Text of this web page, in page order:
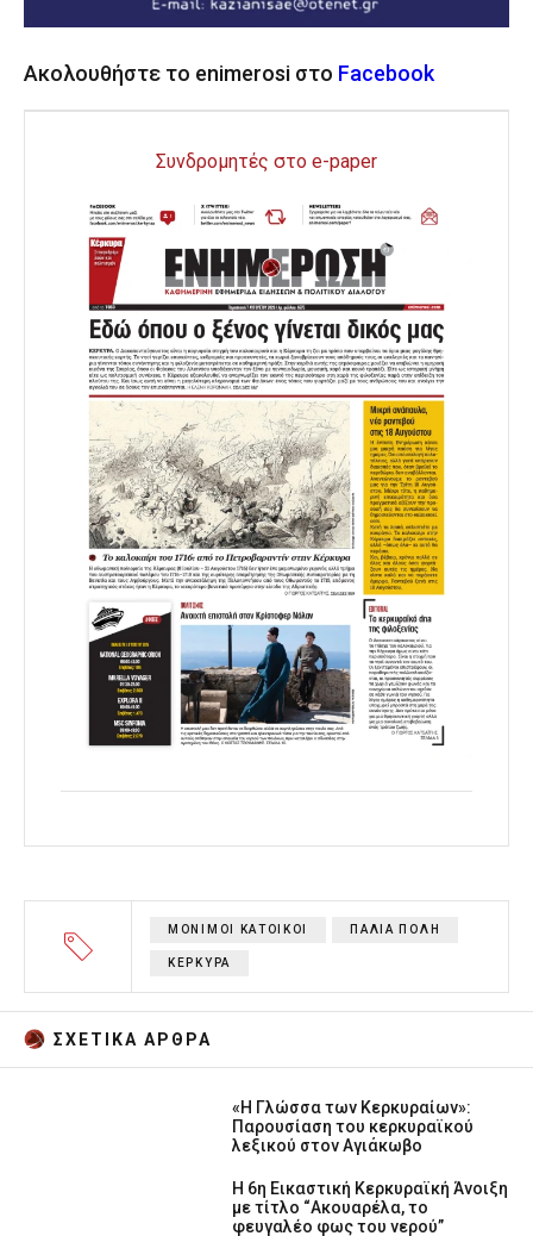
Ακολουθήστε το enimerosi στο Facebook
Συνδρομητές στο e-paper
ΜΟΝΙΜΟΙ ΚΑΤΟΙΚΟΙ ΠΑΛΙΑ ΠΟΛΗ
ΚΕΡΚΥΡΑ
ΣΧΕΤΙΚA AΡΘΡΑ
«Η Γλώσσα των Κερκυραίων»:
Παρουσίαση του κερκυραϊκού
λεξικού στον Αγιάκωβο
Η 6η Εικαστική Κερκυραϊκή Άνοιξη
με τίτλο “Ακουαρέλα, το
φευγαλέο φως του νερού”